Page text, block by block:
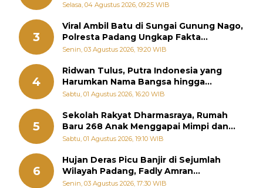
Selasa, 04 Agustus 2026, 09:25 WIB
3
Viral Ambil Batu di Sungai Gunung Nago,
Polresta Padang Ungkap Fakta
Sebenarnya
Senin, 03 Agustus 2026, 19:20 WIB
4
Ridwan Tulus, Putra Indonesia yang
Harumkan Nama Bangsa hingga
Diabadikan dalam Buku Jepang
Sabtu, 01 Agustus 2026, 16:20 WIB
5
Sekolah Rakyat Dharmasraya, Rumah
Baru 268 Anak Menggapai Mimpi dan
Memutus Rantai Kemiskinan
Sabtu, 01 Agustus 2026, 19:10 WIB
6
Hujan Deras Picu Banjir di Sejumlah
Wilayah Padang, Fadly Amran
Perintahkan OPD Siaga
Senin, 03 Agustus 2026, 17:30 WIB